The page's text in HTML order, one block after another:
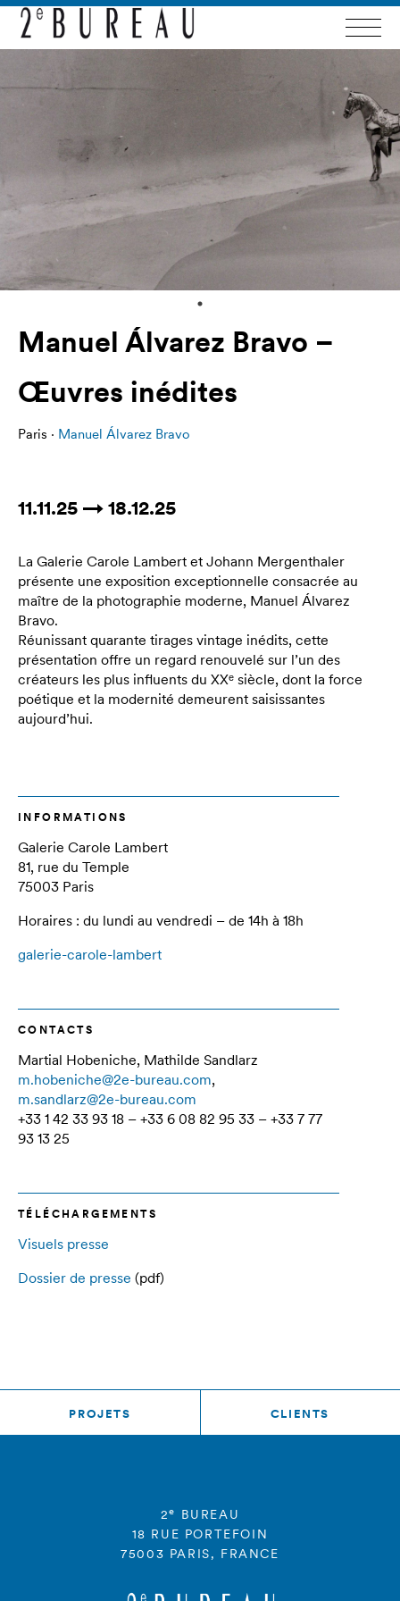
Manuel Álvarez Bravo –
Œuvres inédites
Paris · Manuel Álvarez Bravo
11.11.25 → 18.12.25
La Galerie Carole Lambert et Johann Mergenthaler
présente une exposition exceptionnelle consacrée au
maître de la photographie moderne, Manuel Álvarez
Bravo.
Réunissant quarante tirages vintage inédits, cette
présentation offre un regard renouvelé sur l’un des
créateurs les plus influents du XXᵉ siècle, dont la force
poétique et la modernité demeurent saisissantes
aujourd’hui.
INFORMATIONS
Galerie Carole Lambert
81, rue du Temple
75003 Paris
Horaires : du lundi au vendredi – de 14h à 18h
galerie-carole-lambert
CONTACTS
Martial Hobeniche, Mathilde Sandlarz
m.hobeniche@2e-bureau.com,
m.sandlarz@2e-bureau.com
+33 1 42 33 93 18 – +33 6 08 82 95 33 – +33 7 77
93 13 25
TÉLÉCHARGEMENTS
Visuels presse
Dossier de presse (pdf)
PROJETS CLIENTS
2e
BUREAU
18 RUE PORTEFOIN
75003 PARIS, FRANCE